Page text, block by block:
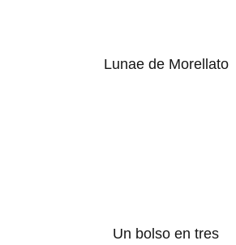
Lunae de Morellato
Un bolso en tres